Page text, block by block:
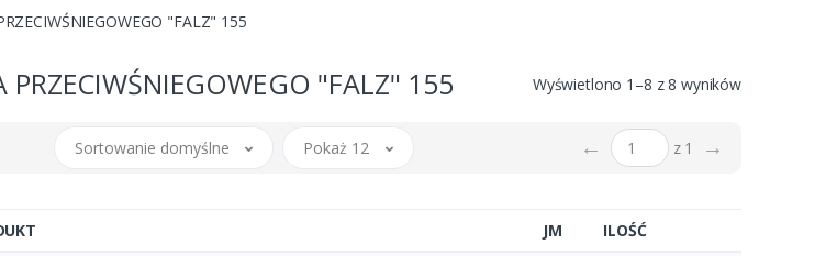
"FALZ" 155
PRZECIWŚNIEGOWEGO "FALZ" 155 Wyświetlono 1–8 z 8 wyników
Sortowanie domyślne Pokaż 12 ← z 1 →
JM ILOŚĆ